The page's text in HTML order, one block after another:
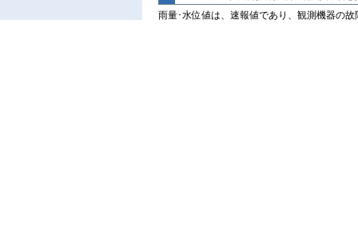
雨量･水位値は、速報値であり、観測機器の